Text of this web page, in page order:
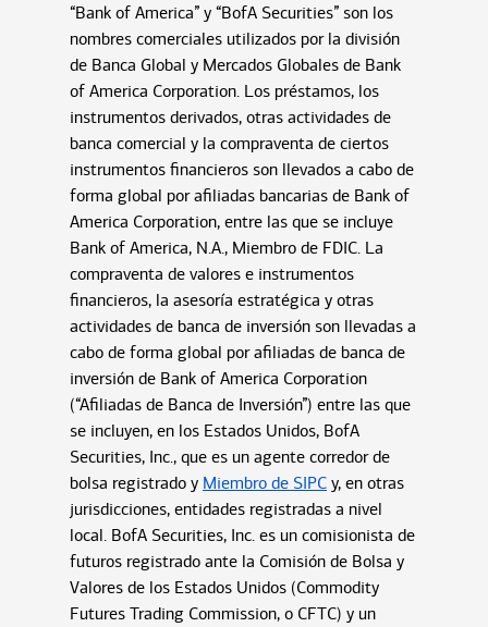
“Bank of America” y “BofA Securities” son los
nombres comerciales utilizados por la división
de Banca Global y Mercados Globales de Bank
of America Corporation. Los préstamos, los
instrumentos derivados, otras actividades de
banca comercial y la compraventa de ciertos
instrumentos financieros son llevados a cabo de
forma global por afiliadas bancarias de Bank of
America Corporation, entre las que se incluye
Bank of America, N.A., Miembro de FDIC. La
compraventa de valores e instrumentos
financieros, la asesoría estratégica y otras
actividades de banca de inversión son llevadas a
cabo de forma global por afiliadas de banca de
inversión de Bank of America Corporation
(“Afiliadas de Banca de Inversión”) entre las que
se incluyen, en los Estados Unidos, BofA
Securities, Inc., que es un agente corredor de
bolsa registrado y Miembro de SIPC y, en otras
jurisdicciones, entidades registradas a nivel
local. BofA Securities, Inc. es un comisionista de
futuros registrado ante la Comisión de Bolsa y
Valores de los Estados Unidos (Commodity
Futures Trading Commission, o CFTC) y un